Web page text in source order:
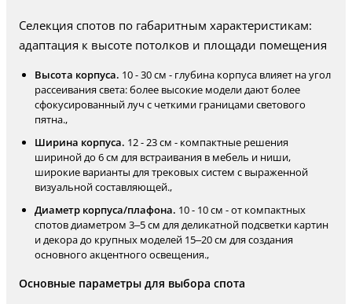
Селекция спотов по габаритным характеристикам:
адаптация к высоте потолков и площади помещения
Высота корпуса. 10 - 30 см - глубина корпуса влияет на угол
рассеивания света: более высокие модели дают более
сфокусированный луч с четкими границами светового
пятна.,
Ширина корпуса. 12 - 23 см - компактные решения
шириной до 6 см для встраивания в мебель и ниши,
широкие варианты для трековых систем с выраженной
визуальной составляющей.,
Диаметр корпуса/плафона. 10 - 10 см - от компактных
спотов диаметром 3–5 см для деликатной подсветки картин
и декора до крупных моделей 15–20 см для создания
основного акцентного освещения.,
Основные параметры для выбора спота